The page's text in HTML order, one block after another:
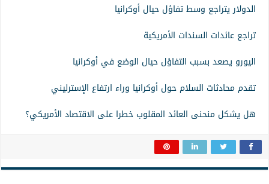
الدولار يتراجع وسط تفاؤل حيال أوكرانيا
تراجع عائدات السندات الأمريكية
اليورو يصعد بسبب التفاؤل حيال الوضع في أوكرانيا
تقدم محادثات السلام حول أوكرانيا وراء ارتفاع الإسترليني
هل يشكل منحنى العائد المقلوب خطرا على الاقتصاد الأمريكي؟